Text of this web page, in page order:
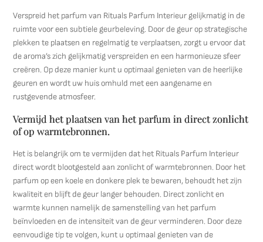
Verspreid het parfum van Rituals Parfum Interieur gelijkmatig in de
ruimte voor een subtiele geurbeleving. Door de geur op strategische
plekken te plaatsen en regelmatig te verplaatsen, zorgt u ervoor dat
de aroma’s zich gelijkmatig verspreiden en een harmonieuze sfeer
creëren. Op deze manier kunt u optimaal genieten van de heerlijke
geuren en wordt uw huis omhuld met een aangename en
rustgevende atmosfeer.
Vermijd het plaatsen van het parfum in direct zonlicht
of op warmtebronnen.
Het is belangrijk om te vermijden dat het Rituals Parfum Interieur
direct wordt blootgesteld aan zonlicht of warmtebronnen. Door het
parfum op een koele en donkere plek te bewaren, behoudt het zijn
kwaliteit en blijft de geur langer behouden. Direct zonlicht en
warmte kunnen namelijk de samenstelling van het parfum
beïnvloeden en de intensiteit van de geur verminderen. Door deze
eenvoudige tip te volgen, kunt u optimaal genieten van de